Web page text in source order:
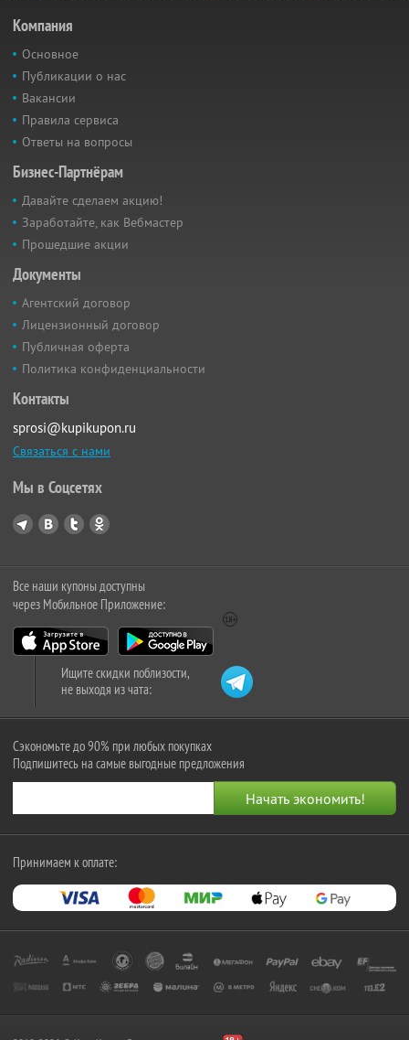
Компания
Основное
Публикации о нас
Вакансии
Правила сервиса
Ответы на вопросы
Бизнес-Партнёрам
Давайте сделаем акцию!
Заработайте, как Вебмастер
Прошедшие акции
Документы
Агентский договор
Лицензионный договор
Публичная оферта
Политика конфиденциальности
Контакты
sprosi@kupikupon.ru
Связаться с нами
Мы в Соцсетях
Все наши купоны доступны
через Мобильное Приложение:
Ищите скидки поблизости,
не выходя из чата:
Сэкономьте до 90% при любых покупках
Подпишитесь на самые выгодные предложения
Принимаем к оплате: